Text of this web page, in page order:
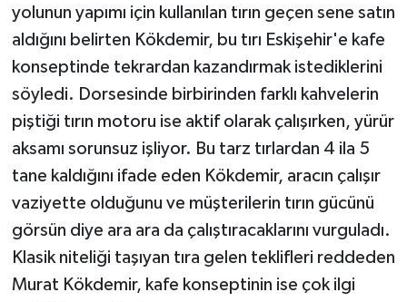
yolunun yapımı için kullanılan tırın geçen sene satın
aldığını belirten Kökdemir, bu tırı Eskişehir'e kafe
konseptinde tekrardan kazandırmak istediklerini
söyledi. Dorsesinde birbirinden farklı kahvelerin
piştiği tırın motoru ise aktif olarak çalışırken, yürür
aksamı sorunsuz işliyor. Bu tarz tırlardan 4 ila 5
tane kaldığını ifade eden Kökdemir, aracın çalışır
vaziyette olduğunu ve müşterilerin tırın gücünü
görsün diye ara ara da çalıştıracaklarını vurguladı.
Klasik niteliği taşıyan tıra gelen teklifleri reddeden
Murat Kökdemir, kafe konseptinin ise çok ilgi